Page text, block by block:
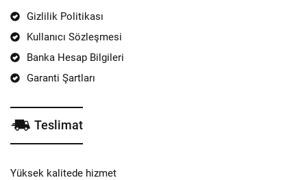
Gizlilik Politikası
Kullanıcı Sözleşmesi
Banka Hesap Bilgileri
Garanti Şartları
Teslimat
Yüksek kalitede hizmet